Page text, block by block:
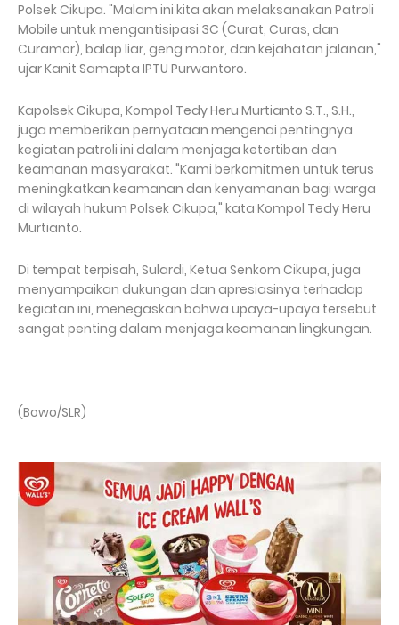
Polsek Cikupa. "Malam ini kita akan melaksanakan Patroli
Mobile untuk mengantisipasi 3C (Curat, Curas, dan
Curamor), balap liar, geng motor, dan kejahatan jalanan,"
ujar Kanit Samapta IPTU Purwantoro.
Kapolsek Cikupa, Kompol Tedy Heru Murtianto S.T., S.H.,
juga memberikan pernyataan mengenai pentingnya
kegiatan patroli ini dalam menjaga ketertiban dan
keamanan masyarakat. "Kami berkomitmen untuk terus
meningkatkan keamanan dan kenyamanan bagi warga
di wilayah hukum Polsek Cikupa," kata Kompol Tedy Heru
Murtianto.
Di tempat terpisah, Sulardi, Ketua Senkom Cikupa, juga
menyampaikan dukungan dan apresiasinya terhadap
kegiatan ini, menegaskan bahwa upaya-upaya tersebut
sangat penting dalam menjaga keamanan lingkungan.
(Bowo/SLR)